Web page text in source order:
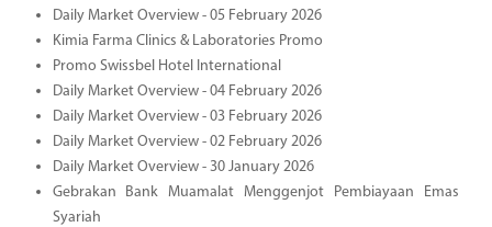
Daily Market Overview - 05 February 2026
Kimia Farma Clinics & Laboratories Promo
Promo Swissbel Hotel International
Daily Market Overview - 04 February 2026
Daily Market Overview - 03 February 2026
Daily Market Overview - 02 February 2026
Daily Market Overview - 30 January 2026
Gebrakan Bank Muamalat Menggenjot Pembiayaan Emas
Syariah